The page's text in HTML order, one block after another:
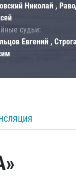
Николай ,
судьи:
Евгений ,